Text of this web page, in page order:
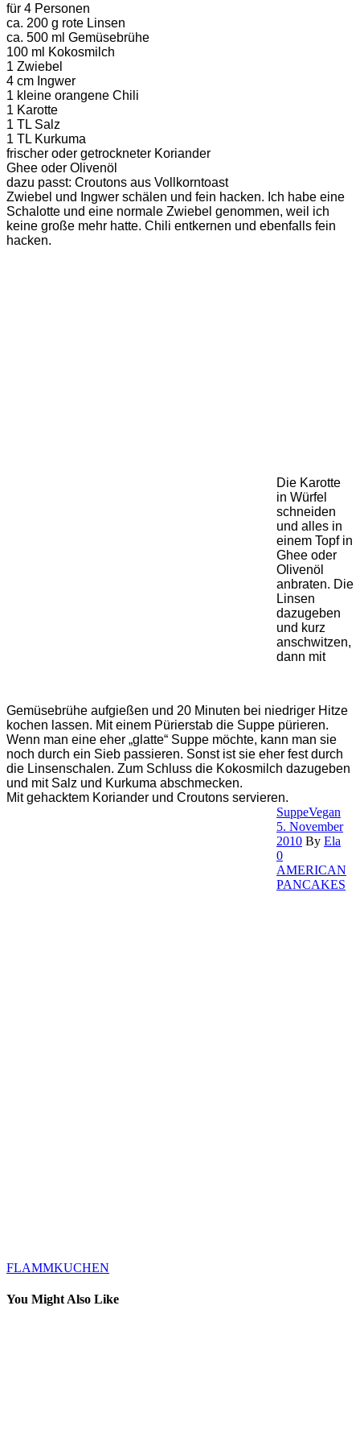
für 4 Personen
ca. 200 g rote Linsen
ca. 500 ml Gemüsebrühe
100 ml Kokosmilch
1 Zwiebel
4 cm Ingwer
1 kleine orangene Chili
1 Karotte
1 TL Salz
1 TL Kurkuma
frischer oder getrockneter Koriander
Ghee oder Olivenöl
dazu passt: Croutons aus Vollkorntoast
Zwiebel und Ingwer schälen und fein hacken. Ich habe eine
Schalotte und eine normale Zwiebel genommen, weil ich
keine große mehr hatte. Chili entkernen und ebenfalls fein
hacken.
Die Karotte
in Würfel
schneiden
und alles in
einem Topf in
Ghee oder
Olivenöl
anbraten. Die
Linsen
dazugeben
und kurz
anschwitzen,
dann mit
Gemüsebrühe aufgießen und 20 Minuten bei niedriger Hitze
kochen lassen. Mit einem Pürierstab die Suppe pürieren.
Wenn man eine eher „glatte“ Suppe möchte, kann man sie
noch durch ein Sieb passieren. Sonst ist sie eher fest durch
die Linsenschalen. Zum Schluss die Kokosmilch dazugeben
und mit Salz und Kurkuma abschmecken.
Mit gehacktem Koriander und Croutons servieren.
SuppeVegan
5. November
2010 By Ela
0
AMERICAN
PANCAKES
FLAMMKUCHEN
You Might Also Like